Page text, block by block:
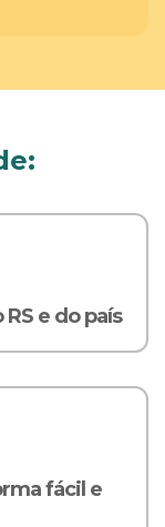
e do país
fácil e